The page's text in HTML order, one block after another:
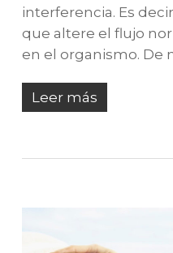
interferencia. Es
que altere el flujo
en el organismo. De
Leer más